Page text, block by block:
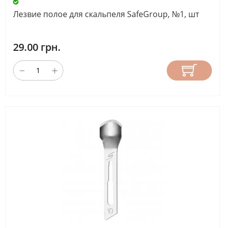
Лезвие полое для скальпеля SafeGroup, №1, шт
29.00 грн.